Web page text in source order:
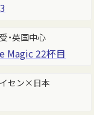
・英国中心
Magic 22杯目
セン×日本